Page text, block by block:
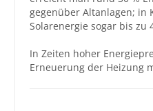
gegenüber Altanlagen; in
Solarenergie sogar bis zu
In Zeiten hoher
Erneuerung der Heizung